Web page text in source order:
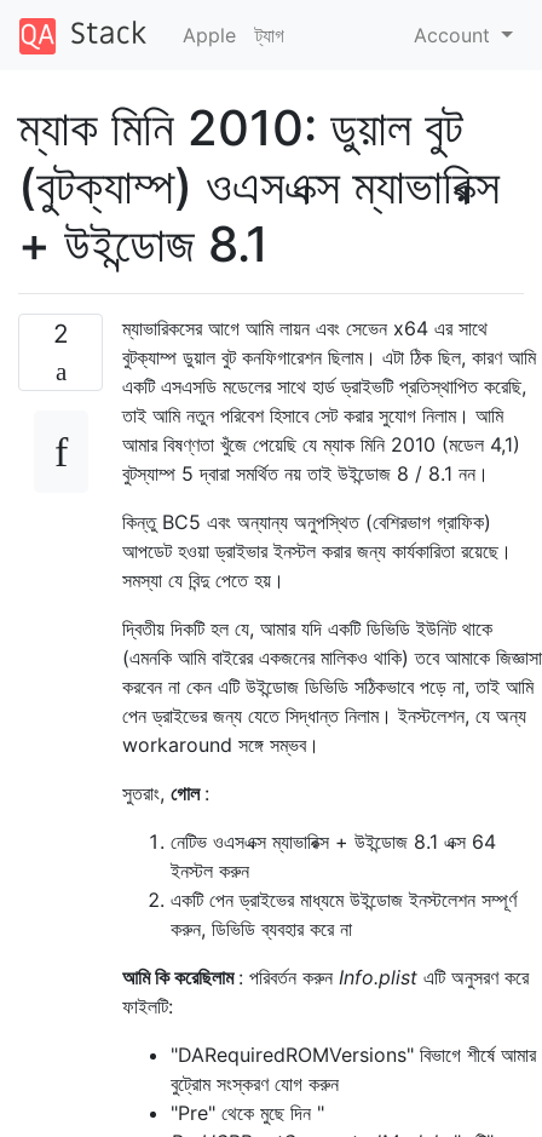
Apple ট্যাগ Account
ম্যাক মিনি 2010: ডুয়াল বুট
(বুটক্যাম্প) ওএসএক্স ম্যাভারিক্স
+ উইন্ডোজ 8.1
2
ম্যাভারিকসের আগে আমি লায়ন এবং সেভেন x64 এর সাথে
বুটক্যাম্প ডুয়াল বুট কনফিগারেশন ছিলাম। এটা ঠিক ছিল, কারণ আমি
একটি এসএসডি মডেলের সাথে হার্ড ড্রাইভটি প্রতিস্থাপিত করেছি,
তাই আমি নতুন পরিবেশ হিসাবে সেট করার সুযোগ নিলাম। আমি
আমার বিষণ্ণতা খুঁজে পেয়েছি যে ম্যাক মিনি 2010 (মডেল 4,1)
বুটস্যাম্প 5 দ্বারা সমর্থিত নয় তাই উইন্ডোজ 8 / 8.1 নন।
কিন্তু BC5 এবং অন্যান্য অনুপস্থিত (বেশিরভাগ গ্রাফিক)
আপডেট হওয়া ড্রাইভার ইনস্টল করার জন্য কার্যকারিতা রয়েছে।
সমস্যা যে বিন্দু পেতে হয়।
দ্বিতীয় দিকটি হল যে, আমার যদি একটি ডিভিডি ইউনিট থাকে
(এমনকি আমি বাইরের একজনের মালিকও থাকি) তবে আমাকে জিজ্ঞাসা
করবেন না কেন এটি উইন্ডোজ ডিভিডি সঠিকভাবে পড়ে না, তাই আমি
পেন ড্রাইভের জন্য যেতে সিদ্ধান্ত নিলাম। ইনস্টলেশন, যে অন্য
workaround সঙ্গে সম্ভব।
সুতরাং, গোল :
নেটিভ ওএসএক্স ম্যাভারিক্স + উইন্ডোজ 8.1 এক্স 64
ইনস্টল করুন
একটি পেন ড্রাইভের মাধ্যমে উইন্ডোজ ইনস্টলেশন সম্পূর্ণ
করুন, ডিভিডি ব্যবহার করে না
আমি কি করেছিলাম : পরিবর্তন করুন Info.plist এটি অনুসরণ করে
ফাইলটি:
"DARequiredROMVersions" বিভাগে শীর্ষে আমার
বুট্রোম সংস্করণ যোগ করুন
"Pre" থেকে মুছে দিন "